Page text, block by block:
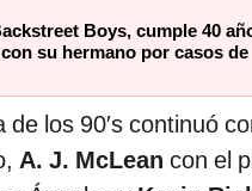
Boys, cumple 40
su hermano por casos de
de los 90′s continuó
A. J. McLean con el